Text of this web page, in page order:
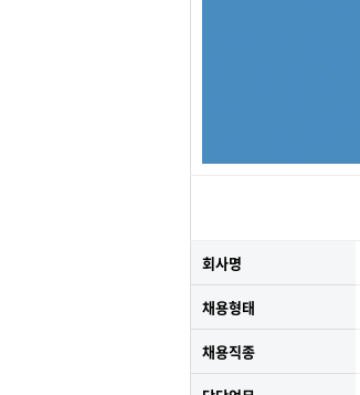
회사명
채용형태
채용직종